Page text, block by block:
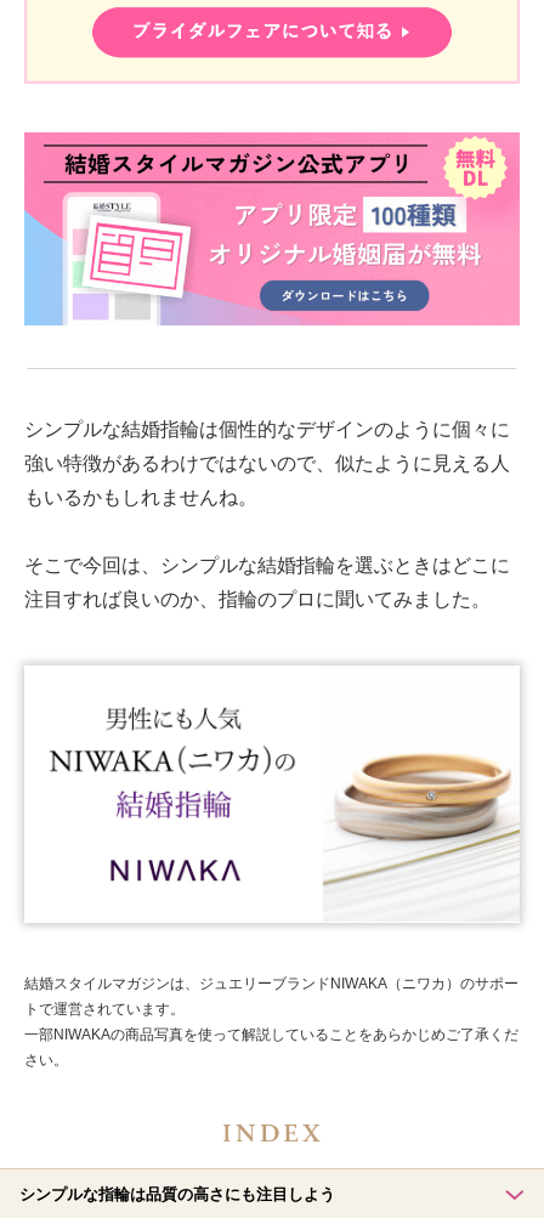
シンプルな結婚指輪は個性的なデザインのように個々に
強い特徴があるわけではないので、似たように見える人
もいるかもしれませんね。
そこで今回は、シンプルな結婚指輪を選ぶときはどこに
注目すれば良いのか、指輪のプロに聞いてみました。
結婚スタイルマガジンは、ジュエリーブランドNIWAKA（ニワカ）のサポー
トで運営されています。
一部NIWAKAの商品写真を使って解説していることをあらかじめご了承くだ
さい。
シンプルな指輪は品質の高さにも注目しよう